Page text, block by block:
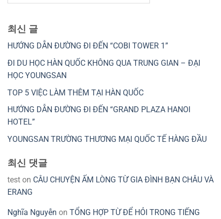
최신 글
HƯỚNG DẪN ĐƯỜNG ĐI ĐẾN “COBI TOWER 1”
ĐI DU HỌC HÀN QUỐC KHÔNG QUA TRUNG GIAN – ĐẠI
HỌC YOUNGSAN
TOP 5 VIỆC LÀM THÊM TẠI HÀN QUỐC
HƯỚNG DẪN ĐƯỜNG ĐI ĐẾN “GRAND PLAZA HANOI
HOTEL”
YOUNGSAN TRƯỜNG THƯƠNG MẠI QUỐC TẾ HÀNG ĐẦU
최신 댓글
test on CÂU CHUYỆN ẤM LÒNG TỪ GIA ĐÌNH BẠN CHÂU VÀ
ERANG
Nghĩa Nguyễn on TỔNG HỢP TỪ ĐỂ HỎI TRONG TIẾNG